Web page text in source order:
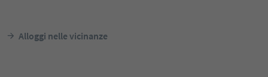
Alloggi nelle vicinanze